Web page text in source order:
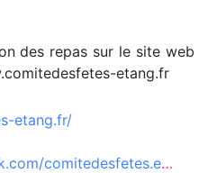
des repas sur le site web
etang.fr
etang.fr/